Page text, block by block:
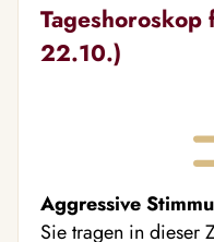
22.10.)
Aggressive
Sie tragen in dieser